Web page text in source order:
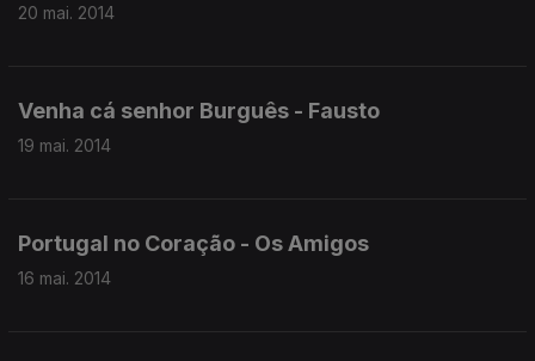
20 mai. 2014
Venha cá senhor Burguês - Fausto
19 mai. 2014
Portugal no Coração - Os Amigos
16 mai. 2014